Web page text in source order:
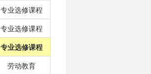
专业选修课程
专业选修课程
专业选修课程
劳动教育